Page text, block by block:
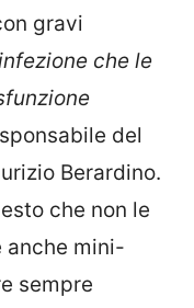
gravi
che le
del
Berardino.
che non le
anche mini-
sempre